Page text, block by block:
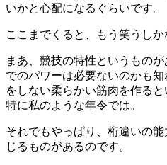
いかと心配になるぐらいです。
ここまでくると、もう笑うし
まあ、競技の特性というもの
でのパワーは必要ないのかも
をしない柔らかい筋肉を作る
特に私のような年令では。
それでもやっぱり、桁違いの
じるものがあるのです。